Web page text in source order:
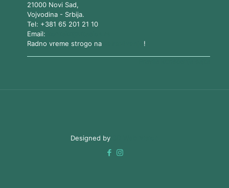
21000 Novi Sad,
Vojvodina- Srbija.
Tel: +381 65 201 21 10
Email:
Radno vreme strogo na
!
Designed by